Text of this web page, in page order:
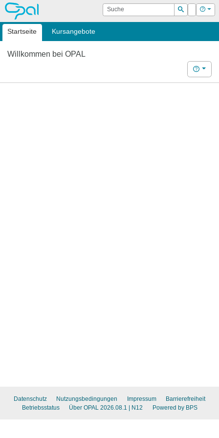
OPAL Suche
Suchen
Login Hilfe
Startseite Kursangebote
Willkommen bei OPAL
Hilfe
Datenschutz Nutzungsbedingungen Impressum
Barrierefreiheit
Betriebsstatus
Über OPAL 2026.08.1 | N12 Powered by BPS